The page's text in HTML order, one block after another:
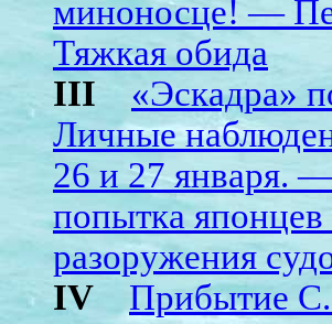
миноносце! —
Тяжкая обида
III
«Эскадра»
Личные
26 и 27 января.
попытка
разоружения
IV
Прибытие